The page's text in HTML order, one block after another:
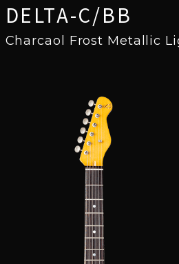
DELTA-C/BB
Charcaol Frost Metallic